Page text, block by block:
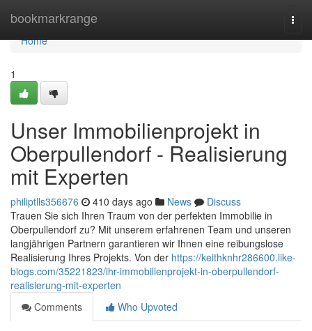
bookmarkrange
Home
Home
1
Unser Immobilienprojekt in
Oberpullendorf - Realisierung
mit Experten
philiptlls356676 410 days ago News
Discuss
Trauen Sie sich Ihren Traum von der perfekten Immobilie in
Oberpullendorf zu? Mit unserem erfahrenen Team und unseren
langjährigen Partnern garantieren wir Ihnen eine reibungslose
Realisierung Ihres Projekts. Von der https://keithknhr286600.like-
blogs.com/35221823/ihr-immobilienprojekt-in-oberpullendorf-
realisierung-mit-experten
Comments
Who Upvoted